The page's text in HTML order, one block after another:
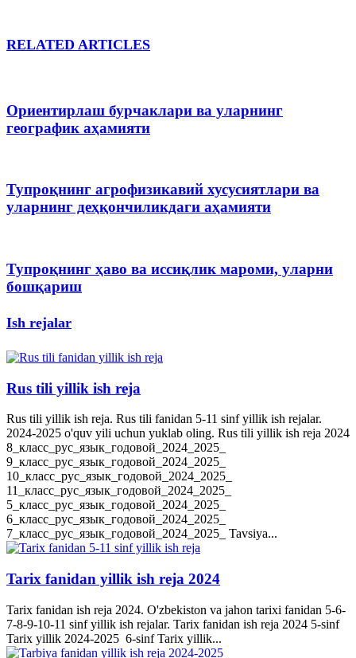
RELATED ARTICLES
Ориентирлаш бурчаклари ва уларнинг
географик аҳамияти
Тупроқнинг агрофизикавий хусусиятлари ва
уларнинг деҳқончиликдаги аҳамияти
Тупроқнинг ҳаво ва иссиқлик мароми, уларни
бошқариш
Ish rejalar
Rus tili yillik ish reja
Rus tili yillik ish reja. Rus tili fanidan 5-11 sinf yillik ish rejalar.
2024-2025 o'quv yili uchun yuklab oling. Rus tili yillik ish reja 2024
8_класс_рус_язык_годовой_2024_2025_
9_класс_рус_язык_годовой_2024_2025_
10_класс_рус_язык_годовой_2024_2025_
11_класс_рус_язык_годовой_2024_2025_
5_класс_рус_язык_годовой_2024_2025_
6_класс_рус_язык_годовой_2024_2025_
7_класс_рус_язык_годовой_2024_2025_ Tavsiya...
Tarix fanidan yillik ish reja 2024
Tarix fanidan ish reja 2024. O'zbekiston va jahon tarixi fanidan 5-6-
7-8-9-10-11 sinf yillik ish rejalar. Tarix fanidan ish reja 2024 5-sinf
Tarix yillik 2024-2025 6-sinf Tarix yillik...